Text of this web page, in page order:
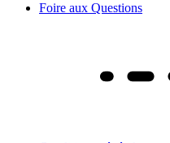
Foire aux Questions